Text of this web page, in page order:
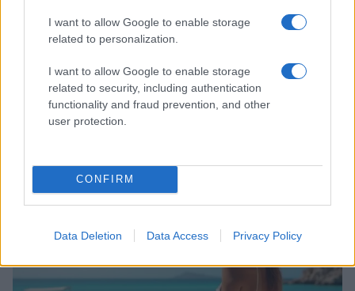
I want to allow Google to enable storage
related to personalization.
I want to allow Google to enable storage
related to security, including authentication
functionality and fraud prevention, and other
user protection.
CONFIRM
Data Deletion Data Access Privacy Policy
Camilla Fiore · 8 Ago 2026